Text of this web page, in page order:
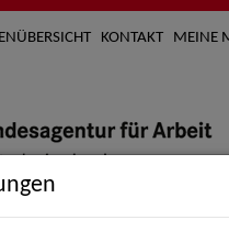
KONTAKT MEINE